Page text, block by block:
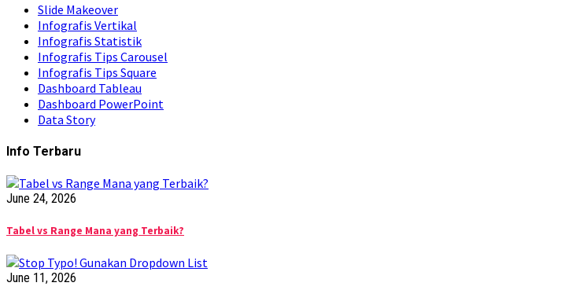
Slide Makeover
Infografis Vertikal
Infografis Statistik
Infografis Tips Carousel
Infografis Tips Square
Dashboard Tableau
Dashboard PowerPoint
Data Story
Info Terbaru
June 24, 2026
Tabel vs Range Mana yang Terbaik?
June 11, 2026